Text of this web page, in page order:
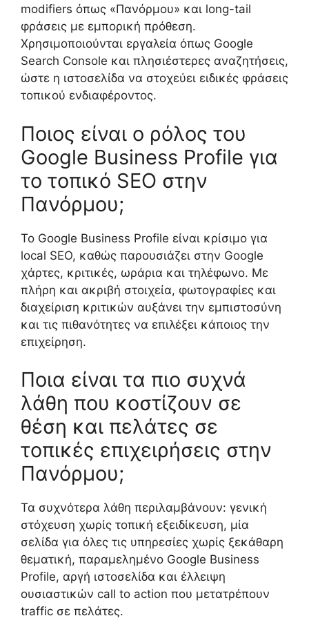
modifiers όπως «Πανόρμου» και long-tail
φράσεις με εμπορική πρόθεση.
Χρησιμοποιούνται εργαλεία όπως Google
Search Console και πλησιέστερες αναζητήσεις,
ώστε η ιστοσελίδα να στοχεύει ειδικές φράσεις
τοπικού ενδιαφέροντος.
Ποιος είναι ο ρόλος του
Google Business Profile για
το τοπικό SEO στην
Πανόρμου;
Το Google Business Profile είναι κρίσιμο για
local SEO, καθώς παρουσιάζει στην Google
χάρτες, κριτικές, ωράρια και τηλέφωνο. Με
πλήρη και ακριβή στοιχεία, φωτογραφίες και
διαχείριση κριτικών αυξάνει την εμπιστοσύνη
και τις πιθανότητες να επιλέξει κάποιος την
επιχείρηση.
Ποια είναι τα πιο συχνά
λάθη που κοστίζουν σε
θέση και πελάτες σε
τοπικές επιχειρήσεις στην
Πανόρμου;
Τα συχνότερα λάθη περιλαμβάνουν: γενική
στόχευση χωρίς τοπική εξειδίκευση, μία
σελίδα για όλες τις υπηρεσίες χωρίς ξεκάθαρη
θεματική, παραμελημένο Google Business
Profile, αργή ιστοσελίδα και έλλειψη
ουσιαστικών call to action που μετατρέπουν
traffic σε πελάτες.